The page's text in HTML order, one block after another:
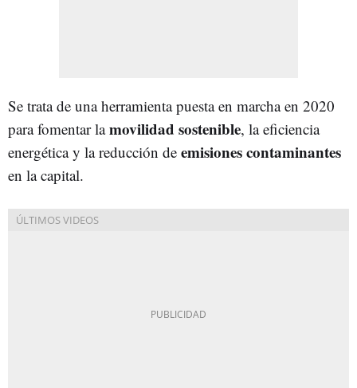
Se trata de una herramienta puesta en marcha en 2020
para fomentar lamovilidad sostenible, la eficiencia
energética y la reducción de emisiones contaminantes
en la capital.